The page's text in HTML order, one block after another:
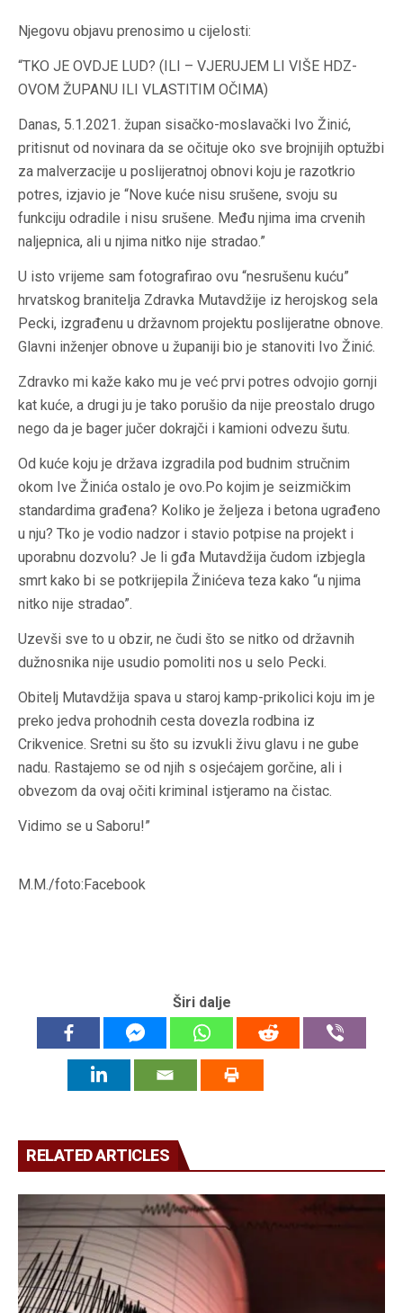
Njegovu objavu prenosimo u cijelosti:
“TKO JE OVDJE LUD? (ILI – VJERUJEM LI VIŠE HDZ-
OVOM ŽUPANU ILI VLASTITIM OČIMA)
Danas, 5.1.2021. župan sisačko-moslavački Ivo Žinić,
pritisnut od novinara da se očituje oko sve brojnijih optužbi
za malverzacije u poslijeratnoj obnovi koju je razotkrio
potres, izjavio je “Nove kuće nisu srušene, svoju su
funkciju odradile i nisu srušene. Među njima ima crvenih
naljepnica, ali u njima nitko nije stradao.”
U isto vrijeme sam fotografirao ovu “nesrušenu kuću”
hrvatskog branitelja Zdravka Mutavdžije iz herojskog sela
Pecki, izgrađenu u državnom projektu poslijeratne obnove.
Glavni inženjer obnove u županiji bio je stanoviti Ivo Žinić.
Zdravko mi kaže kako mu je već prvi potres odvojio gornji
kat kuće, a drugi ju je tako porušio da nije preostalo drugo
nego da je bager jučer dokrajči i kamioni odvezu šutu.
Od kuće koju je država izgradila pod budnim stručnim
okom Ive Žinića ostalo je ovo.Po kojim je seizmičkim
standardima građena? Koliko je željeza i betona ugrađeno
u nju? Tko je vodio nadzor i stavio potpise na projekt i
uporabnu dozvolu? Je li gđa Mutavdžija čudom izbjegla
smrt kako bi se potkrijepila Žinićeva teza kako “u njima
nitko nije stradao”.
Uzevši sve to u obzir, ne čudi što se nitko od državnih
dužnosnika nije usudio pomoliti nos u selo Pecki.
Obitelj Mutavdžija spava u staroj kamp-prikolici koju im je
preko jedva prohodnih cesta dovezla rodbina iz
Crikvenice. Sretni su što su izvukli živu glavu i ne gube
nadu. Rastajemo se od njih s osjećajem gorčine, ali i
obvezom da ovaj očiti kriminal istjeramo na čistac.
Vidimo se u Saboru!”
M.M./foto:Facebook
Širi dalje
RELATED ARTICLES